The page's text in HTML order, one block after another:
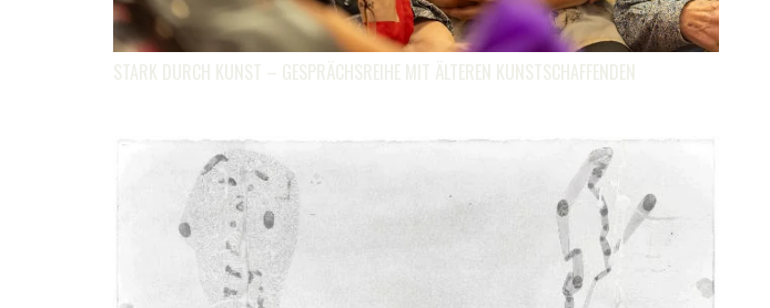
STARK DURCH KUNST – GESPRÄCHSREIHE MIT ÄLTEREN KUNSTSCHAFFENDEN